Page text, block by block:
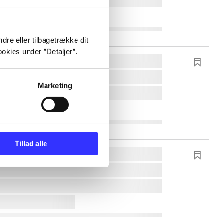
eller tilbagetrække dit
under ”Detaljer”.
Marketing
Tillad alle